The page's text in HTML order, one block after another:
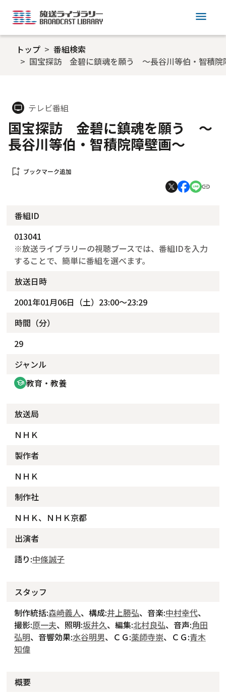
menu
トップ
番組検索
国宝探訪 金碧に鎮魂を願う ～長谷川等伯・智積院
tv テレビ番組
国宝探訪 金碧に鎮魂を願う ～
長谷川等伯・智積院障壁画～
bookmark_add ブックマーク追加
番組ID
013041
※放送ライブラリーの視聴ブースでは、番組IDを入力
することで、簡単に番組を選べます。
放送日時
2001年01月06日（土）23:00～23:29
時間（分）
29
ジャンル
school 教育・教養
放送局
ＮＨＫ
製作者
ＮＨＫ
制作社
ＮＨＫ、ＮＨＫ京都
出演者
語り:中條誠子
スタッフ
制作統括:森崎義人、構成:井上勝弘、音楽:中村幸代、
撮影:原一夫、照明:坂井久、編集:北村良弘、音声:角田
弘明、音響効果:水谷明男、ＣＧ:薬師寺崇、ＣＧ:青木
知偉
概要